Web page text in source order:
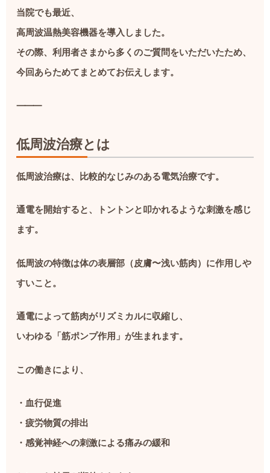
当院でも最近、
高周波温熱美容機器を導入しました。
その際、利用者さまから多くのご質問をいただいたため、
今回あらためてまとめてお伝えします。
⸻
低周波治療とは
低周波治療は、比較的なじみのある電気治療です。
通電を開始すると、トントンと叩かれるような刺激を感じ
ます。
低周波の特徴は体の表層部（皮膚〜浅い筋肉）に作用しや
すいこと。
通電によって筋肉がリズミカルに収縮し、
いわゆる「筋ポンプ作用」が生まれます。
この働きにより、
・血行促進
・疲労物質の排出
・感覚神経への刺激による痛みの緩和